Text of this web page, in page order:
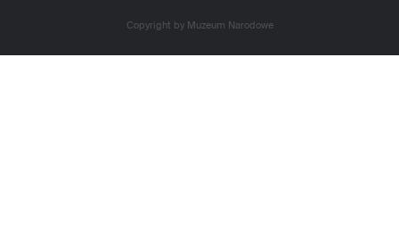
Copyright by Muzeum Narodowe